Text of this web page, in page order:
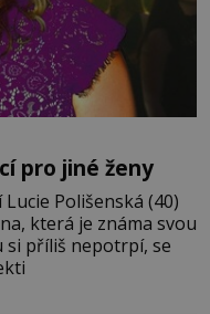
pro jiné ženy
Polišenská (40)
která je známa svou
si příliš nepotrpí, se